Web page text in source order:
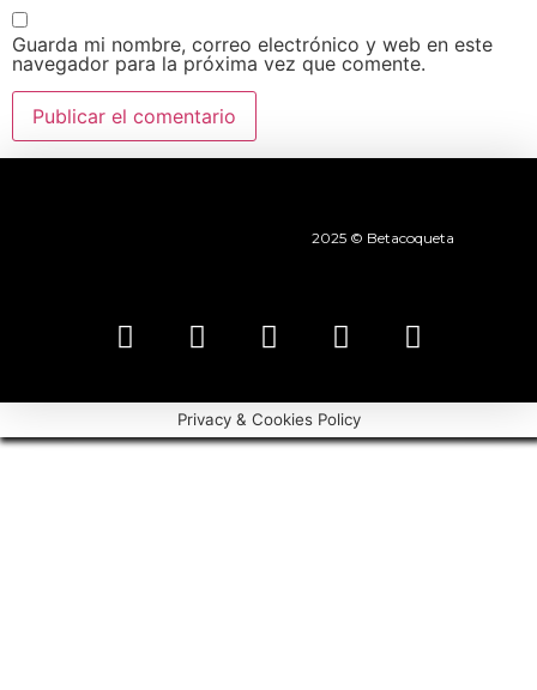
Guarda mi nombre, correo electrónico y web en este
navegador para la próxima vez que comente.
2025 © Betacoqueta
Privacy & Cookies Policy